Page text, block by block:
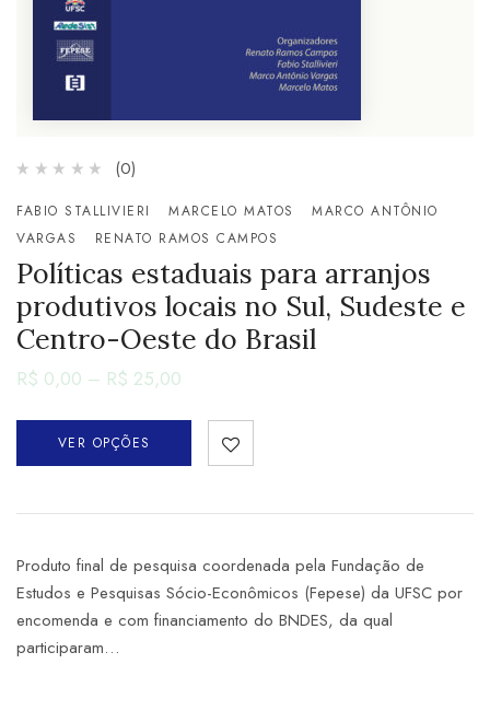
(0)
FABIO STALLIVIERI MARCELO MATOS
MARCO ANTÔNIO
VARGAS
RENATO RAMOS CAMPOS
Políticas estaduais para arranjos
produtivos locais no Sul, Sudeste e
Centro-Oeste do Brasil
R$ 0,00 – R$ 25,00
VER OPÇÕES
Produto final de pesquisa coordenada pela Fundação de
Estudos e Pesquisas Sócio-Econômicos (Fepese) da UFSC por
encomenda e com financiamento do BNDES, da qual
participaram…